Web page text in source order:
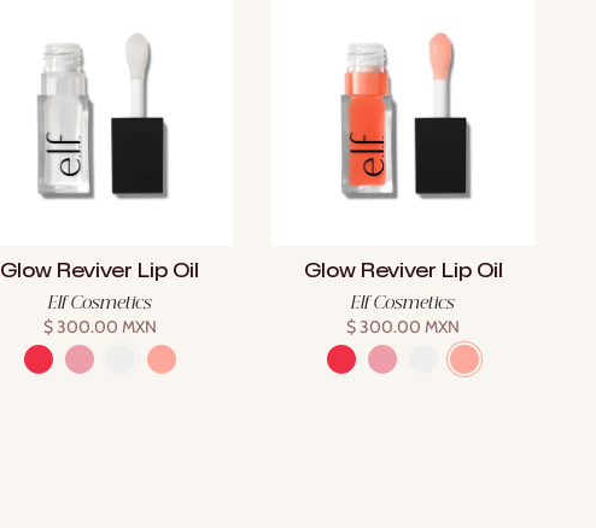
Glow Reviver Lip Oil
Elf Cosmetics
$ 300.00 MXN
Glow Reviver Lip Oil
Elf Cosmetics
$ 300.00 MXN